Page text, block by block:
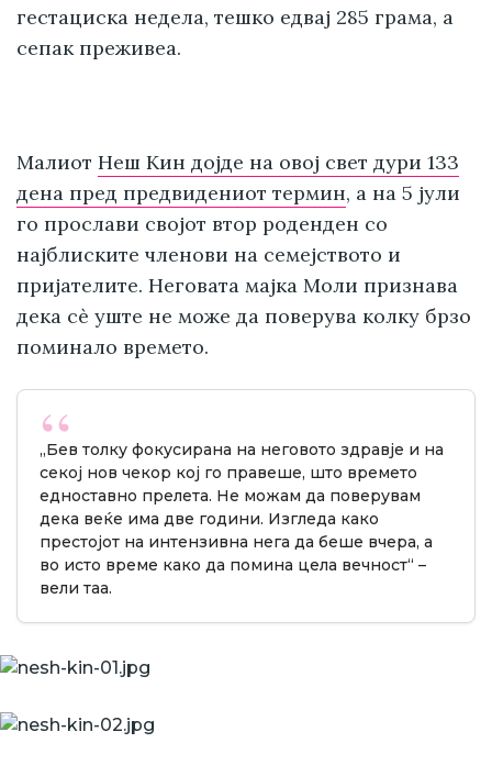
гестациска недела, тешко едвај 285 грама, а
сепак преживеа.
Малиот Неш Кин дојде на овој свет дури 133
дена пред предвидениот термин, а на 5 јули
го прослави својот втор роденден со
најблиските членови на семејството и
пријателите. Неговата мајка Моли признава
дека сè уште не може да поверува колку брзо
поминало времето.
„Бев толку фокусирана на неговото здравје и на
секој нов чекор кој го правеше, што времето
едноставно прелета. Не можам да поверувам
дека веќе има две години. Изгледа како
престојот на интензивна нега да беше вчера, а
во исто време како да помина цела вечност“ –
вели таа.